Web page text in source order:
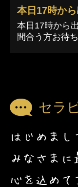
本日17時か
本日17時から
間合う方お待
セラ
はじめまし
みなさま
心を込めて